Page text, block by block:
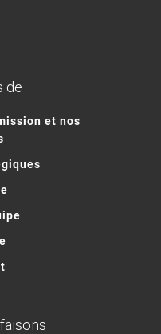
de
et nos